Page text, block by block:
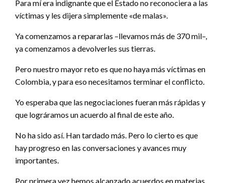
Para mí era indignante que el Estado no reconociera a las
víctimas y les dijera simplemente «de malas».
Ya comenzamos a repararlas –llevamos más de 370 mil–,
ya comenzamos a devolverles sus tierras.
Pero nuestro mayor reto es que no haya más víctimas en
Colombia, y para eso necesitamos terminar el conflicto.
Yo esperaba que las negociaciones fueran más rápidas y
que lográramos un acuerdo al final de este año.
No ha sido así. Han tardado más. Pero lo cierto es que
hay progreso en las conversaciones y avances muy
importantes.
Por primera vez hemos alcanzado acuerdos en materias